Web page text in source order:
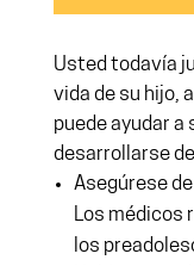
Usted todavía
vida de su hijo,
puede ayudar a
desarrollarse
Asegúrese
Los médicos
los